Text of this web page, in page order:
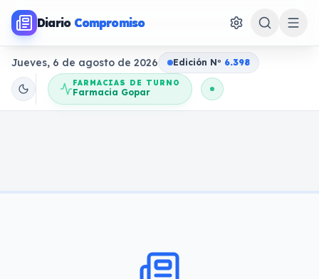
Diario Compromiso
Jueves, 6 de agosto de 2026 Edición No 6.398
FARMACIAS DE TURNO
Farmacia Gopar